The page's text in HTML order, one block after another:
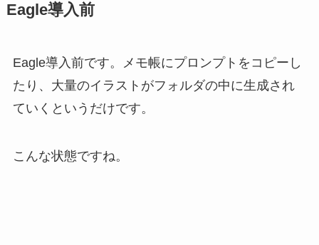
Eagle導入前
Eagle導入前です。メモ帳にプロンプトをコピーし
たり、大量のイラストがフォルダの中に生成され
ていくというだけです。
こんな状態ですね。